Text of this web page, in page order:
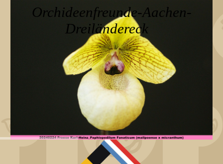
Orchideenfreunde-Aachen-
Dreiländereck